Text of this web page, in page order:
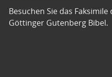
Besuchen Sie das Faksimile
Göttinger Gutenberg Bibel.